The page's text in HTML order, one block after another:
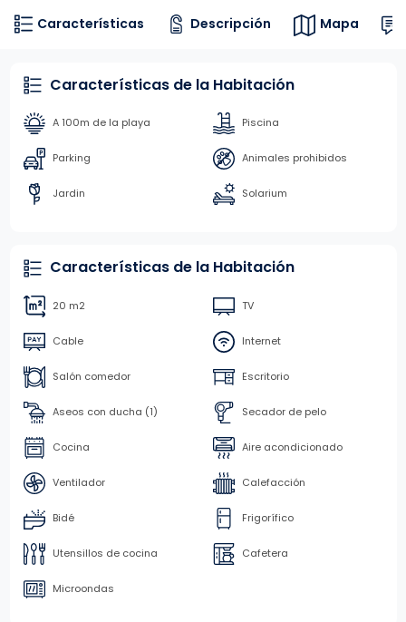
Características Descripción Mapa
Características de la Habitación
A 100m de la playa Piscina
Parking Animales prohibidos
Jardin Solarium
Características de la Habitación
20 m2 TV
Cable Internet
Salón comedor Escritorio
Aseos con ducha (1) Secador de pelo
Cocina Aire acondicionado
Ventilador Calefacción
Bidé Frigorífico
Utensillos de cocina Cafetera
Microondas